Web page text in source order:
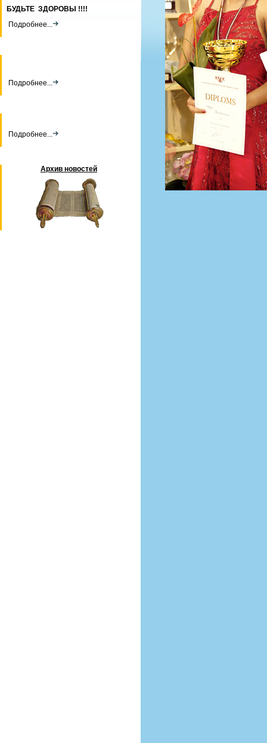
БУДЬТЕ ЗДОРОВЫ !!!!
Подробнее...
Подробнее...
Подробнее...
Архив новостей